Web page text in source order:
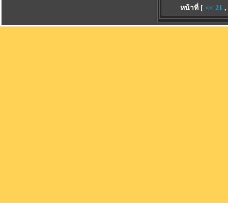
หน้าที่ [ << 21 ,